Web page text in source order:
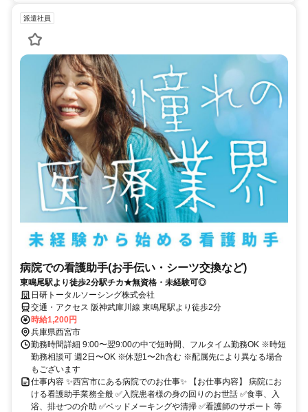
派遣社員
病院での看護助手(お手伝い・シーツ交換など)
東鳴尾駅より徒歩2分駅チカ★無資格・未経験可◎
日研トータルソーシング株式会社
交通・アクセス 阪神武庫川線 東鳴尾駅より徒歩2分
時給1,200円
兵庫県西宮市
勤務時間詳細 9:00〜翌9:00の中で短時間、フルタイム勤務OK ※時短
勤務相談可 週2日〜OK ※休憩1〜2h含む ※配属先により異なる場合
もございます
仕事内容 ✨西宮市にある病院でのお仕事✨ 【お仕事内容】 病院にお
ける看護助手業務全般 ✅入院患者様の身の回りのお世話 ✅食事、入
浴、排せつの介助 ✅ベッドメーキングや清掃 ✅看護師のサポート 等